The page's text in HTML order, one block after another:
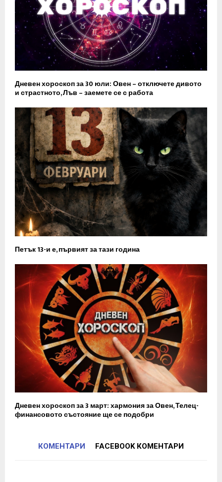
Дневен хороскоп за 30 юли: Овен – отключете дивото
и страстното, Лъв – заемете се с работа
Петък 13-и е, първият за тази година
Дневен хороскоп за 3 март: хармония за Овен, Телец-
финансовото състояние ще се подобри
КОМЕНТАРИ FACEBOOK КОМЕНТАРИ